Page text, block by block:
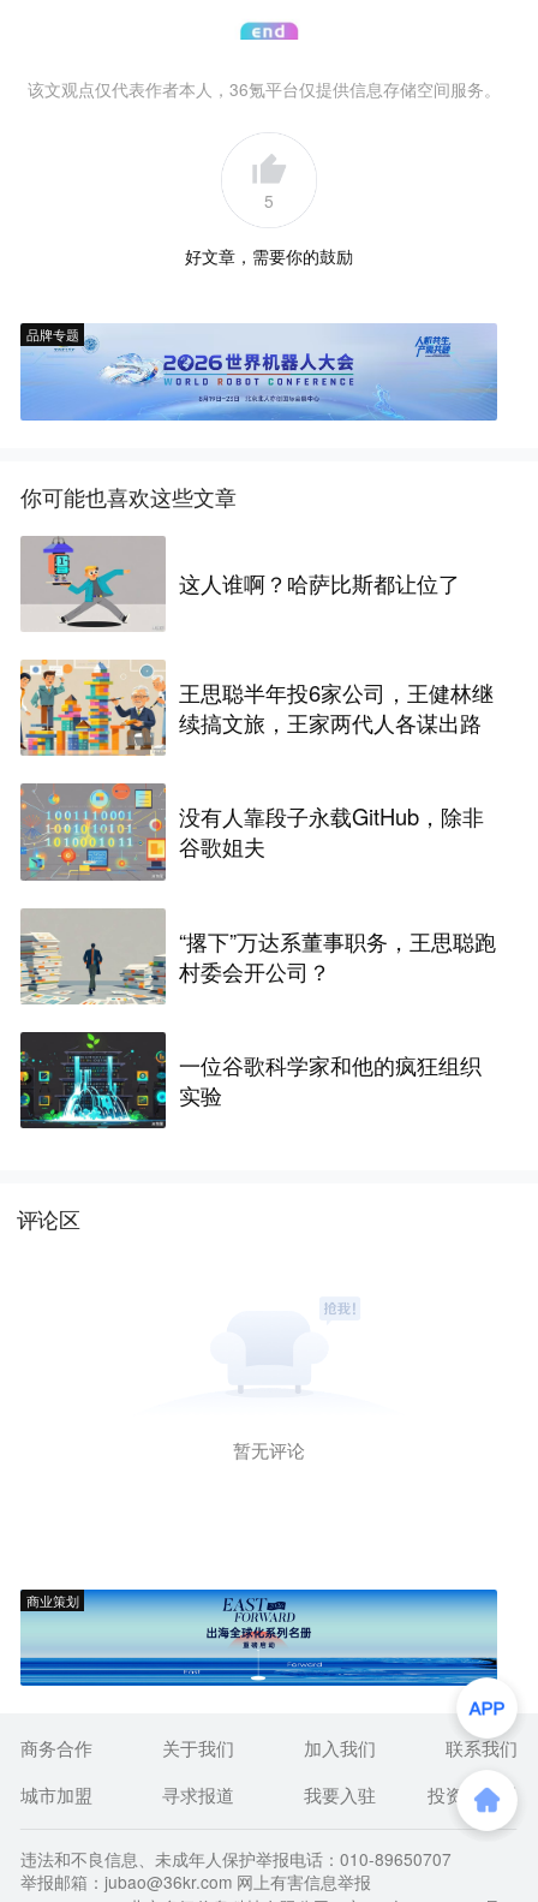
该文观点仅代表作者本人，36氪平台仅提供信息存储空间服务。
5
好文章，需要你的鼓励
品牌专题
你可能也喜欢这些文章
这人谁啊？哈萨比斯都让位了
王思聪半年投6家公司，王健林继
续搞文旅，王家两代人各谋出路
没有人靠段子永载GitHub，除非
谷歌姐夫
“撂下”万达系董事职务，王思聪跑
村委会开公司？
一位谷歌科学家和他的疯狂组织
实验
评论区
暂无评论
商业策划
商务合作 关于我们 加入我们
联系我们
城市加盟
寻求报道 我要入驻 投资者关系
违法和不良信息、未成年人保护举报电话：010-89650707
举报邮箱：jubao@36kr.com 网上有害信息举报